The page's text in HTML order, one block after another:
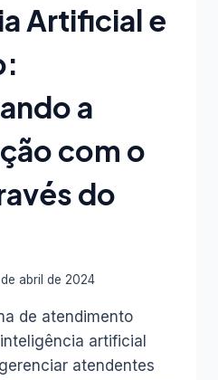
Artificial e
a
com o
do
de abril de 2024
de atendimento
artificial
atendentes